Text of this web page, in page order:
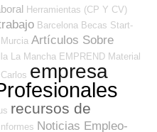
Herramientas (CP Y CV)
Barcelona Becas Start-
Murcia Artículos Sobre
La Mancha EMPREND Material
empresa
recursos de
Noticias Empleo-